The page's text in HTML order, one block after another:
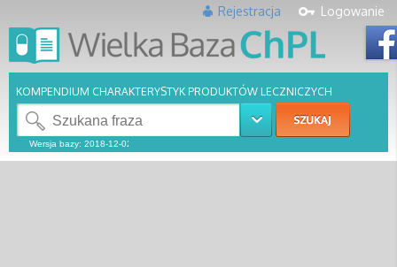
Logowanie
Rejestracja
KOMPENDIUM CHARAKTERYSTYK PRODUKTÓW LECZNICZYCH